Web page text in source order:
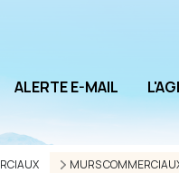
ALERTE E-MAIL
MURS